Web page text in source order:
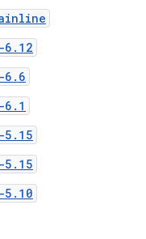
6.12
6.6
6.1
5.15
5.15
5.10